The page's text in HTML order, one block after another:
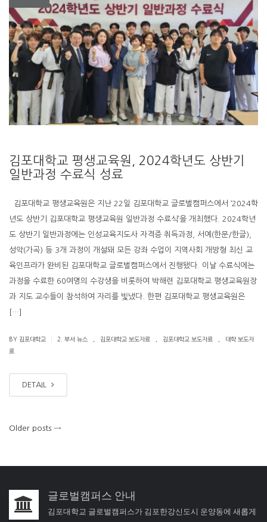
김포대학교 평생교육원, 2024학년도 상반기
일반과정 수료식 성료
김포대학교 평생교육원은 지난 22일 김포대학교 글로벌캠퍼스에서 ‘2024학
년도 상반기 김포대학교 평생교육원 일반과정 수료식’을 개최했다. 2024학년
도 상반기 일반과정에는 인성교육지도사 자격증 취득과정, 서예(한문/한글),
성악(가곡) 등 3개 과정이 개설돼 모든 강좌 수업이 지역사회 개방형 최신 교
육인프라가 완비된 김포대학교 글로벌캠퍼스에서 진행됐다. 이날 수료식에는
과정을 수료한 60여명의 수강생을 비롯하여 박해련 김포대학교 평생교육원장
과 지도 교수들이 참석하여 자리를 빛냈다. 한편 김포대학교 평생교육원은
[…]
BY 김포대학교 2. 부서 뉴스 김포대학교 보도자료 김포대학교 보도자료
대학 보도자
료
DETAIL
Older posts →
글로벌캠퍼스 안내
김포대학교 글로벌캠퍼스가 김포한강신도시 운양동에 새롭게